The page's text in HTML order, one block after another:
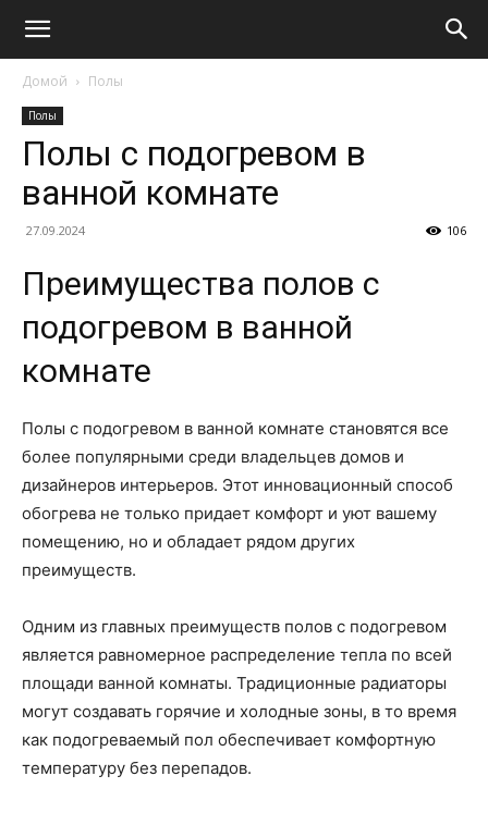
Домой Полы
Полы
Полы с подогревом в
ванной комнате
27.09.2024 106
Преимущества полов с
подогревом в ванной
комнате
Полы с подогревом в ванной комнате становятся все
более популярными среди владельцев домов и
дизайнеров интерьеров. Этот инновационный способ
обогрева не только придает комфорт и уют вашему
помещению, но и обладает рядом других
преимуществ.
Одним из главных преимуществ полов с подогревом
является равномерное распределение тепла по всей
площади ванной комнаты. Традиционные радиаторы
могут создавать горячие и холодные зоны, в то время
как подогреваемый пол обеспечивает комфортную
температуру без перепадов.